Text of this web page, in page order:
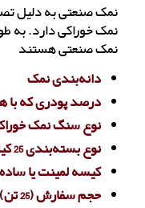
نمک صنعتی به دلیل
نمک صنعتی هستند
دانه‌بندی نمک
درصد پودری که با
نوع سنگ نمک
نوع بسته‌بندی 25 کیلویی یا 50 کیلویی
کیسه لمینت یا ساده
حجم سفارش (25 تن) باید حداقل سفارش باشد